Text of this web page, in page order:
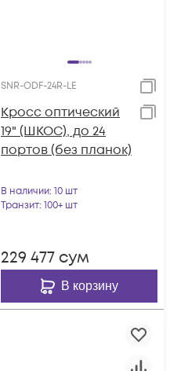
SNR-ODF-24R-LE
Кросс оптический
19" (ШКОС), до 24
портов (без планок)
В наличии: 10 шт
Транзит: 100+ шт
229 477 сум
В корзину